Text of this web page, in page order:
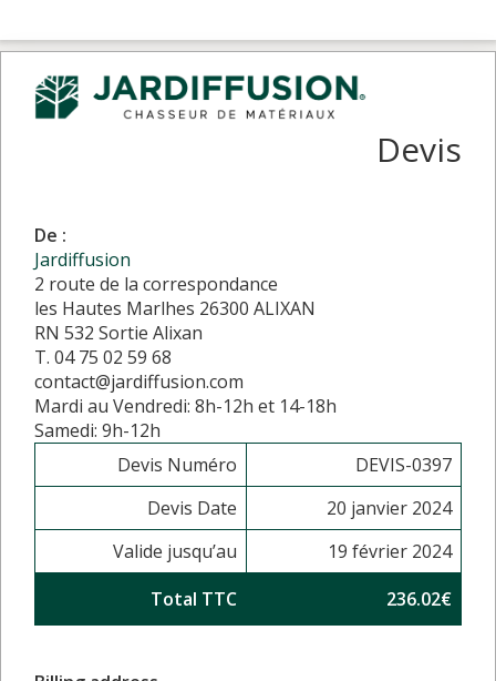
Devis
De :
Jardiffusion
2 route de la correspondance
les Hautes Marlhes 26300 ALIXAN
RN 532 Sortie Alixan
T. 04 75 02 59 68
contact@jardiffusion.com
Mardi au Vendredi: 8h-12h et 14-18h
Samedi: 9h-12h
Devis Numéro
DEVIS-0397
Devis Date
20 janvier 2024
Valide jusqu’au
19 février 2024
Total TTC
236.02€